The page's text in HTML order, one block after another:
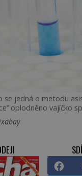
se jedná o metodu
oplodněno vajíčko